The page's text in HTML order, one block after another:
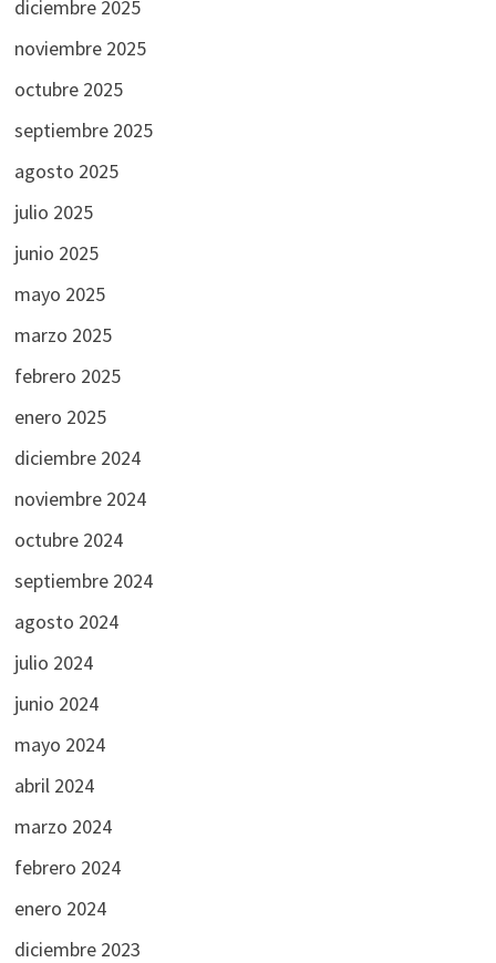
diciembre 2025
noviembre 2025
octubre 2025
septiembre 2025
agosto 2025
julio 2025
junio 2025
mayo 2025
marzo 2025
febrero 2025
enero 2025
diciembre 2024
noviembre 2024
octubre 2024
septiembre 2024
agosto 2024
julio 2024
junio 2024
mayo 2024
abril 2024
marzo 2024
febrero 2024
enero 2024
diciembre 2023